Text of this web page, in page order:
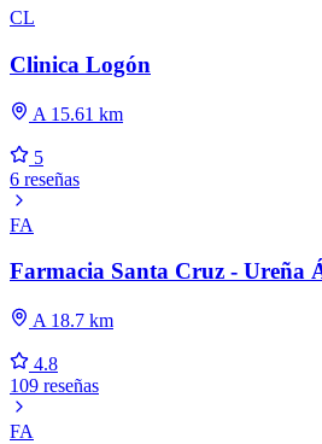
CL
Clinica Logón
A 15.61 km
5
6 reseñas
FA
Farmacia Santa Cruz - Ureña
A 18.7 km
4.8
109 reseñas
FA